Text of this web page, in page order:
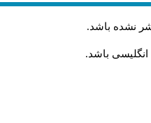
نشده باشد.
باشد.